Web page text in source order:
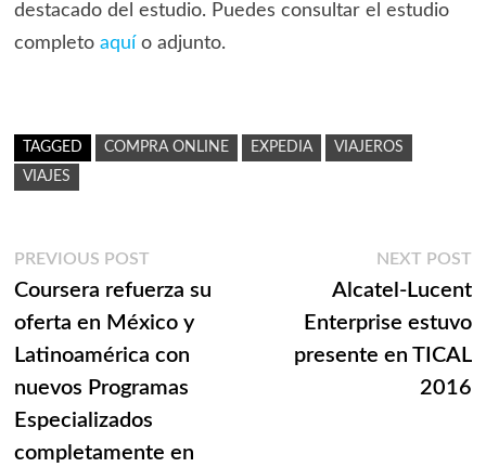
destacado del estudio. Puedes consultar el estudio
completo aquí o adjunto.
TAGGED COMPRA ONLINE EXPEDIA
VIAJEROS
VIAJES
Navegación
de
entradas
PREVIOUS POSTPrevious
post:
Coursera refuerza su
oferta en México y
Latinoamérica con
nuevos Programas
Especializados
completamente en
NEXT POST
Alcatel-Lucent
Enterprise estuvo
presente en TICAL
2016